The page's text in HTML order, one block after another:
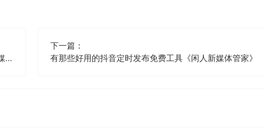
有那些好用的抖音（挂商品）定时发布免费工具《闲人新媒体管家》
下一篇：
有那些好用的抖音定时发布免费工具《闲人新媒体管家》